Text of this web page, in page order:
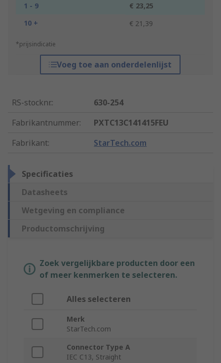
1 - 9
€ 23,25
10 +
€ 21,39
*prijsindicatie
Voeg toe aan onderdelenlijst
RS-stocknr.:
630-254
Fabrikantnummer:
PXTC13C141415FEU
Fabrikant: StarTech.com
Specificaties
Datasheets
Wetgeving en compliance
Productomschrijving
Zoek vergelijkbare producten door een
of meer kenmerken te selecteren.
Alles selecteren
Merk
StarTech.com
Connector Type A
IEC C13, Straight